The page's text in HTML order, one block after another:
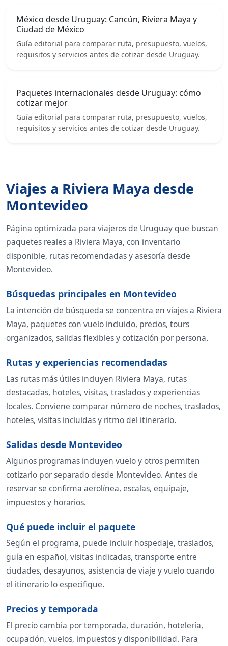
México desde Uruguay: Cancún, Riviera Maya y
Ciudad de México
Guía editorial para comparar ruta, presupuesto, vuelos,
requisitos y servicios antes de cotizar desde Uruguay.
Paquetes internacionales desde Uruguay: cómo
cotizar mejor
Guía editorial para comparar ruta, presupuesto, vuelos,
requisitos y servicios antes de cotizar desde Uruguay.
Viajes a Riviera Maya desde
Montevideo
Página optimizada para viajeros de Uruguay que buscan
paquetes reales a Riviera Maya, con inventario
disponible, rutas recomendadas y asesoría desde
Montevideo.
Búsquedas principales en Montevideo
La intención de búsqueda se concentra en viajes a Riviera
Maya, paquetes con vuelo incluido, precios, tours
organizados, salidas flexibles y cotización por persona.
Rutas y experiencias recomendadas
Las rutas más útiles incluyen Riviera Maya, rutas
destacadas, hoteles, visitas, traslados y experiencias
locales. Conviene comparar número de noches, traslados,
hoteles, visitas incluidas y ritmo del itinerario.
Salidas desde Montevideo
Algunos programas incluyen vuelo y otros permiten
cotizarlo por separado desde Montevideo. Antes de
reservar se confirma aerolínea, escalas, equipaje,
impuestos y horarios.
Qué puede incluir el paquete
Según el programa, puede incluir hospedaje, traslados,
guía en español, visitas indicadas, transporte entre
ciudades, desayunos, asistencia de viaje y vuelo cuando
el itinerario lo especifique.
Precios y temporada
El precio cambia por temporada, duración, hotelería,
ocupación, vuelos, impuestos y disponibilidad. Para